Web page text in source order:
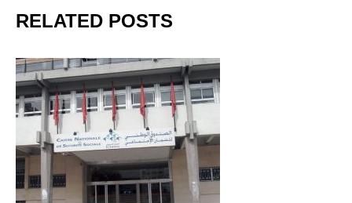
RELATED POSTS